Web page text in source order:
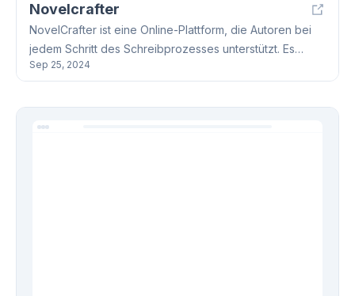
Novelcrafter
NovelCrafter ist eine Online-Plattform, die Autoren bei
jedem Schritt des Schreibprozesses unterstützt. Es
bietet Schreibwerkzeuge, Online-Kurse, Community-
Ressourcenbibliothek. NovelCrafter eignet sich für
Anfänger und erfahrene Autoren gleichermaßen.
Sep 25, 2024